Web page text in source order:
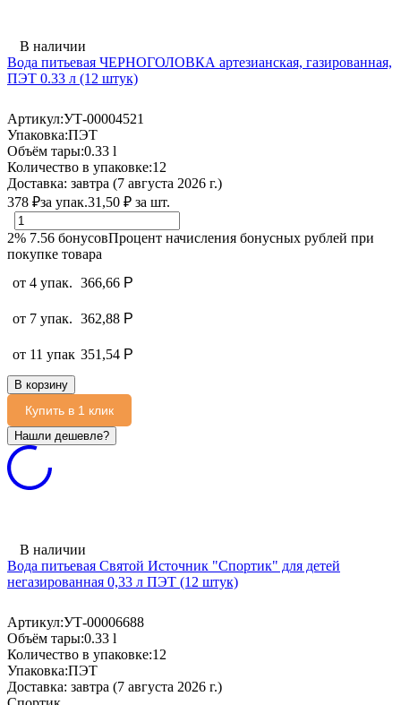
В наличии
Вода питьевая ЧЕРНОГОЛОВКА артезианская, газированная,
ПЭТ 0.33 л (12 штук)
Артикул:УТ-00004521
Упаковка:ПЭТ
Объём тары:0.33 l
Количество в упаковке:12
Доставка: завтра (7 августа 2026 г.)
378 ₽за упак.31,50 ₽ за шт.
2% 7.56 бонусовПроцент начисления бонусных рублей при
покупке товара
от 4 упак. 366,66 Р
от 7 упак. 362,88 Р
от 11 упак 351,54 Р
В корзину
Купить в 1 клик
В наличии
Вода питьевая Святой Источник "Спортик" для детей
негазированная 0,33 л ПЭТ (12 штук)
Артикул:УТ-00006688
Объём тары:0.33 l
Количество в упаковке:12
Упаковка:ПЭТ
Доставка: завтра (7 августа 2026 г.)